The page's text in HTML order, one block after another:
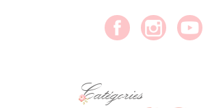
Catégories